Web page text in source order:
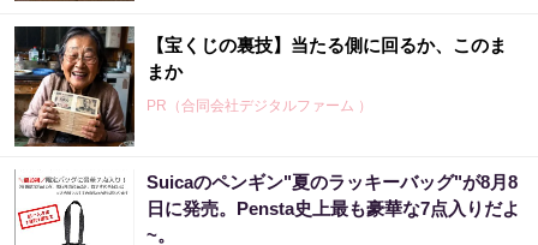
【宝くじの裏技】当たる側に回るか、このま
まか
PR（合同会社デジタルファーム ）
「宝くじ、運じゃなかった」当たる人は“同じ
こと”してる
Suicaのペンギン"夏のラッキーバッグ"が8月8
日に発売。Pensta史上最も豪華な7点入りだよ
~。